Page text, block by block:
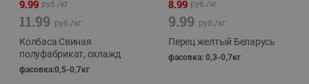
9.99 руб./кг
11.99 руб./кг
Колбаса Свиная
полуфабрикат, охлажд
фасовка:0,5-0,7кг
8.99 руб./кг
9.99 руб./кг
Перец желтый Беларусь
фасовка: 0,3-0,7кг